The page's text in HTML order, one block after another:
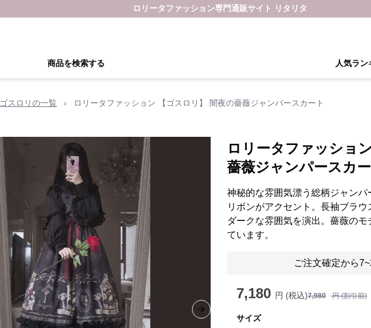
ロリータファッション専門通販サイト リタリタ
商品を検索する 人気ラン
ゴスロリの一覧 › ロリータファッション 【ゴスロリ】 闇夜の薔薇ジャンパースカート
Next slide
ロリータファッショ
薔薇ジャンパースカ
神秘的な雰囲気漂う総柄ジャン
リボンがアクセント。長袖ブラ
ダークな雰囲気を演出。薔薇の
ています。
ご注文確定から
7,180 円 (税込)7,980 円 (割引前)
サイズ